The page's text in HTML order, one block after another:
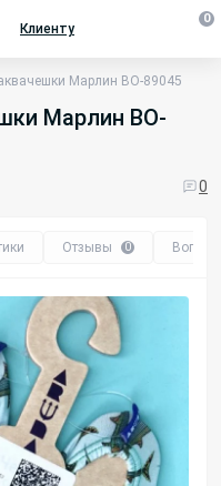
Клиенту
0
Марлин BO-89045
Марлин BO-
0
Отзывы 0